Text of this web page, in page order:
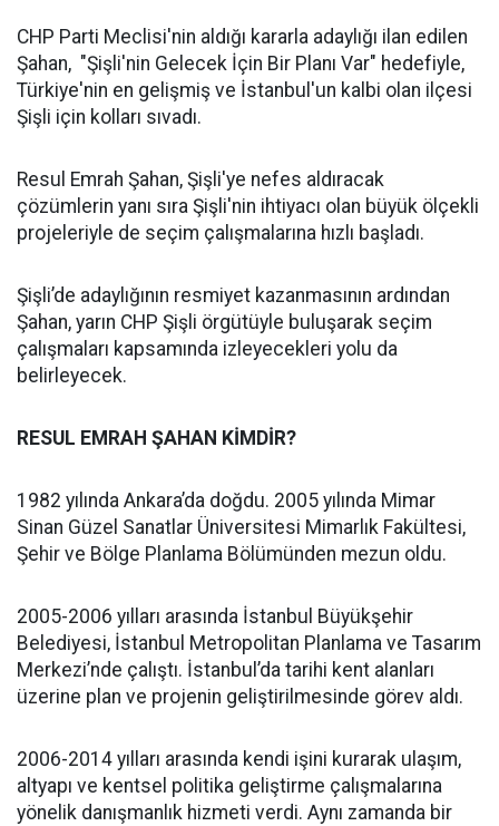
CHP Parti Meclisi'nin aldığı kararla adaylığı ilan edilen
Şahan, "Şişli'nin Gelecek İçin Bir Planı Var" hedefiyle,
Türkiye'nin en gelişmiş ve İstanbul'un kalbi olan ilçesi
Şişli için kolları sıvadı.
Resul Emrah Şahan, Şişli'ye nefes aldıracak
çözümlerin yanı sıra Şişli'nin ihtiyacı olan büyük ölçekli
projeleriyle de seçim çalışmalarına hızlı başladı.
Şişli’de adaylığının resmiyet kazanmasının ardından
Şahan, yarın CHP Şişli örgütüyle buluşarak seçim
çalışmaları kapsamında izleyecekleri yolu da
belirleyecek.
RESUL EMRAH ŞAHAN KİMDİR?
1982 yılında Ankara’da doğdu. 2005 yılında Mimar
Sinan Güzel Sanatlar Üniversitesi Mimarlık Fakültesi,
Şehir ve Bölge Planlama Bölümünden mezun oldu.
2005-2006 yılları arasında İstanbul Büyükşehir
Belediyesi, İstanbul Metropolitan Planlama ve Tasarım
Merkezi’nde çalıştı. İstanbul’da tarihi kent alanları
üzerine plan ve projenin geliştirilmesinde görev aldı.
2006-2014 yılları arasında kendi işini kurarak ulaşım,
altyapı ve kentsel politika geliştirme çalışmalarına
yönelik danışmanlık hizmeti verdi. Aynı zamanda bir